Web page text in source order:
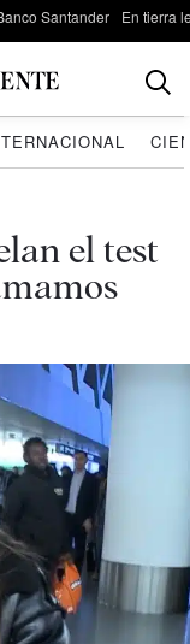
Santander En tierra
el test